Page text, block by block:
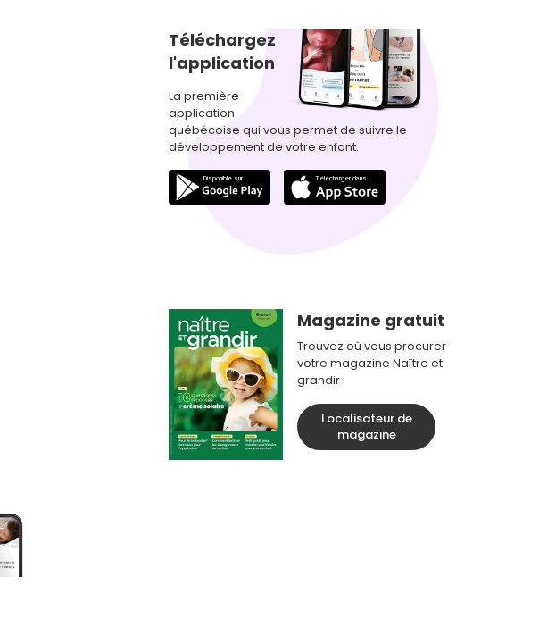
Téléchargez
l'application
La première
application
québécoise qui vous permet de suivre le
développement de votre enfant.
Magazine gratuit
Trouvez où vous procurer
votre magazine Naître et
grandir
Localisateur de
magazine